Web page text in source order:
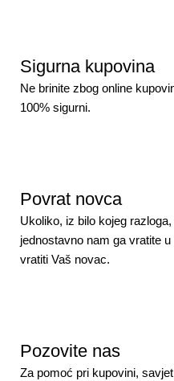
Sigurna kupovina
Ne brinite zbog online
100% sigurni.
Povrat novca
Ukoliko, iz bilo kojeg
jednostavno nam ga vratite
vratiti Vaš novac.
Pozovite nas
Za pomoć pri kupovini,